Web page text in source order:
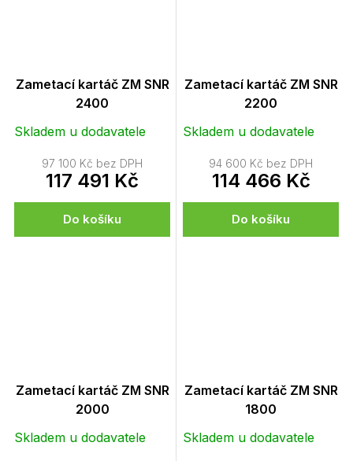
Zametací kartáč ZM SNR
2400
Skladem u dodavatele
97 100 Kč bez DPH
117 491 Kč
Do košíku
Zametací kartáč ZM SNR
2200
Skladem u dodavatele
94 600 Kč bez DPH
114 466 Kč
Do košíku
Zametací kartáč ZM SNR
2000
Skladem u dodavatele
Zametací kartáč ZM SNR
1800
Skladem u dodavatele